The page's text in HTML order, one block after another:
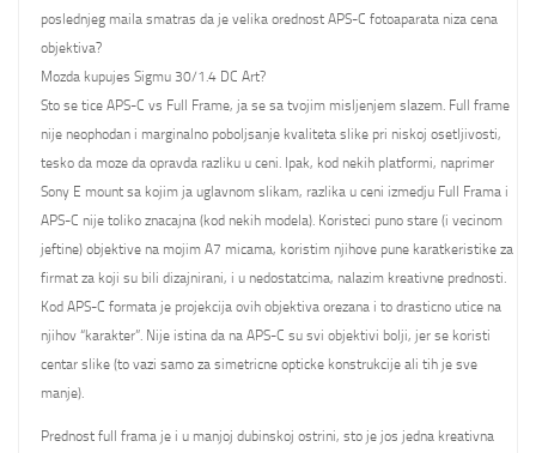
poslednjeg maila smatras da je velika orednost APS-C fotoaparata niza cena
objektiva?
Mozda kupujes Sigmu 30/1.4 DC Art?
Sto se tice APS-C vs Full Frame, ja se sa tvojim misljenjem slazem. Full frame
nije neophodan i marginalno poboljsanje kvaliteta slike pri niskoj osetljivosti,
tesko da moze da opravda razliku u ceni. Ipak, kod nekih platformi, naprimer
Sony E mount sa kojim ja uglavnom slikam, razlika u ceni izmedju Full Frama i
APS-C nije toliko znacajna (kod nekih modela). Koristeci puno stare (i vecinom
jeftine) objektive na mojim A7 micama, koristim njihove pune karatkeristike za
firmat za koji su bili dizajnirani, i u nedostatcima, nalazim kreativne prednosti.
Kod APS-C formata je projekcija ovih objektiva orezana i to drasticno utice na
njihov “karakter”. Nije istina da na APS-C su svi objektivi bolji, jer se koristi
centar slike (to vazi samo za simetricne opticke konstrukcije ali tih je sve
manje).
Prednost full frama je i u manjoj dubinskoj ostrini, sto je jos jedna kreativna